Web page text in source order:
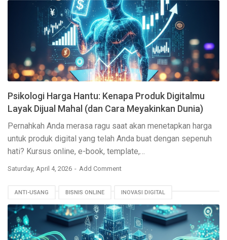
PSIKOLOGI KONSUMEN STRATEGI HARGA
Psikologi Harga Hantu: Kenapa Produk Digitalmu
Layak Dijual Mahal (dan Cara Meyakinkan Dunia)
Pernahkah Anda merasa ragu saat akan menetapkan harga
untuk produk digital yang telah Anda buat dengan sepenuh
hati? Kursus online, e-book, template,…
Saturday, April 4, 2026 Add Comment
ANTI-USANG BISNIS ONLINE INOVASI DIGITAL
MASA DEPAN BISNIS PENGEMBANGAN PRODUK
PRODUK DIGITAL SEO BLOG STRATEGI JANGKA PANJANG